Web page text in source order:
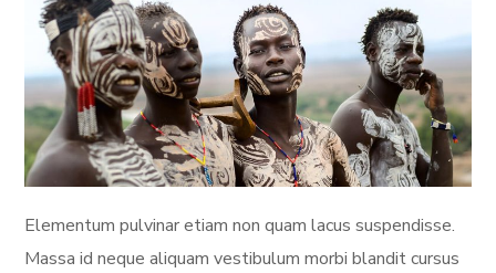
Elementum pulvinar etiam non quam lacus suspendisse.
Massa id neque aliquam vestibulum morbi blandit cursus